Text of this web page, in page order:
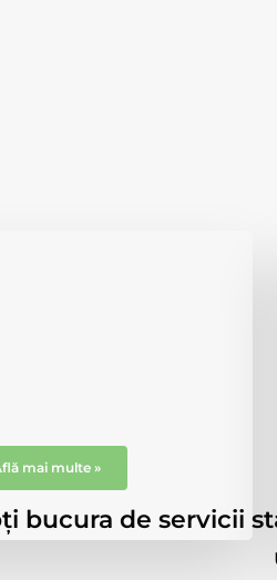
mai multe »
bucura de servicii